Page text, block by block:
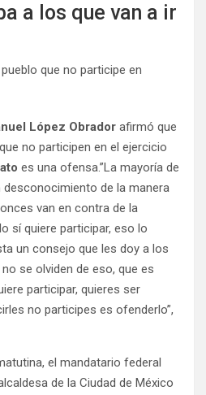
a los que van a ir
López Obrador afirmó que
no participen en el ejercicio
es una ofensa.”La mayoría de
de la manera
van en contra de la
sí quiere participar, eso lo
un consejo que les doy a los
se olviden de eso, que es
participar, quieres ser
no participes es ofenderlo”,
el mandatario federal
de la Ciudad de México